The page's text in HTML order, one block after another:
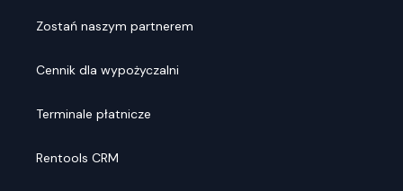
Zostań naszym partnerem
Cennik dla wypożyczalni
Terminale płatnicze
Rentools CRM